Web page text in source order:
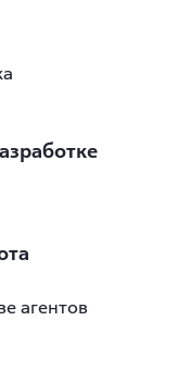
агентов